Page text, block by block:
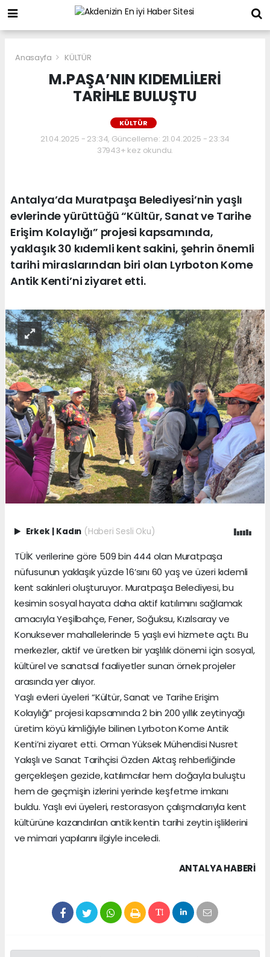
Anasayfa KÜLTÜR
M.PAŞA’NIN KIDEMLİLERİ
TARİHLE BULUŞTU
KÜLTÜR
21.04.2025 - 23:34, Güncelleme: 21.04.2025 - 23:34
37943+ kez okundu.
Antalya’da Muratpaşa Belediyesi’nin yaşlı
evlerinde yürüttüğü “Kültür, Sanat ve Tarihe
Erişim Kolaylığı” projesi kapsamında,
yaklaşık 30 kıdemli kent sakini, şehrin önemli
tarihi miraslarından biri olan Lyrboton Kome
Antik Kenti’ni ziyaret etti.
Erkek Kadın (Haberi Sesli Oku)
TÜİK verilerine göre 509 bin 444 olan Muratpaşa
nüfusunun yaklaşık yüzde 16’sını 60 yaş ve üzeri kıdemli
kent sakinleri oluşturuyor. Muratpaşa Belediyesi, bu
kesimin sosyal hayata daha aktif katılımını sağlamak
amacıyla Yeşilbahçe, Fener, Soğuksu, Kızılsaray ve
Konuksever mahallelerinde 5 yaşlı evi hizmete açtı. Bu
merkezler, aktif ve üretken bir yaşlılık dönemi için sosyal,
kültürel ve sanatsal faaliyetler sunan örnek projeler
arasında yer alıyor.
Yaşlı evleri üyeleri “Kültür, Sanat ve Tarihe Erişim
Kolaylığı” projesi kapsamında 2 bin 200 yıllık zeytinyağı
üretim köyü kimliğiyle bilinen Lyrboton Kome Antik
Kenti’ni ziyaret etti. Orman Yüksek Mühendisi Nusret
Yakışlı ve Sanat Tarihçisi Özden Aktaş rehberliğinde
gerçekleşen gezide, katılımcılar hem doğayla buluştu
hem de geçmişin izlerini yerinde keşfetme imkanı
buldu. Yaşlı evi üyeleri, restorasyon çalışmalarıyla kent
kültürüne kazandırılan antik kentin tarihi zeytin işliklerini
ve mimari yapılarını ilgiyle inceledi.
ANTALYA HABERİ